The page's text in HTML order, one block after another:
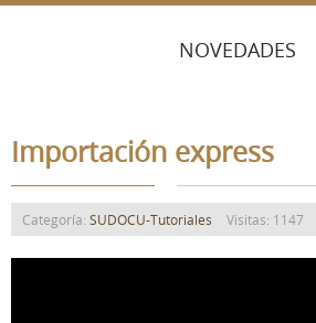
NOVEDADES
Importación express
Categoría: SUDOCU-Tutoriales Visitas: 1147